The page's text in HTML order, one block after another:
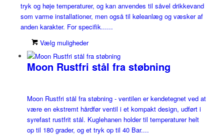
tryk og høje temperaturer, og kan anvendes til såvel drikkevand
som varme installationer, men også til køleanlæg og væsker af
anden karakter. For specifik......
Vælg muligheder
Moon Rustfri stål fra støbning
Moon Rustfri stål fra støbning - ventilen er kendetegnet ved at
være en ekstremt hårdfør ventil i et kompakt design, udført i
syrefast rustfrit stål. Kuglehanen holder til temperaturer helt
op til 180 grader, og et tryk op til 40 Bar....